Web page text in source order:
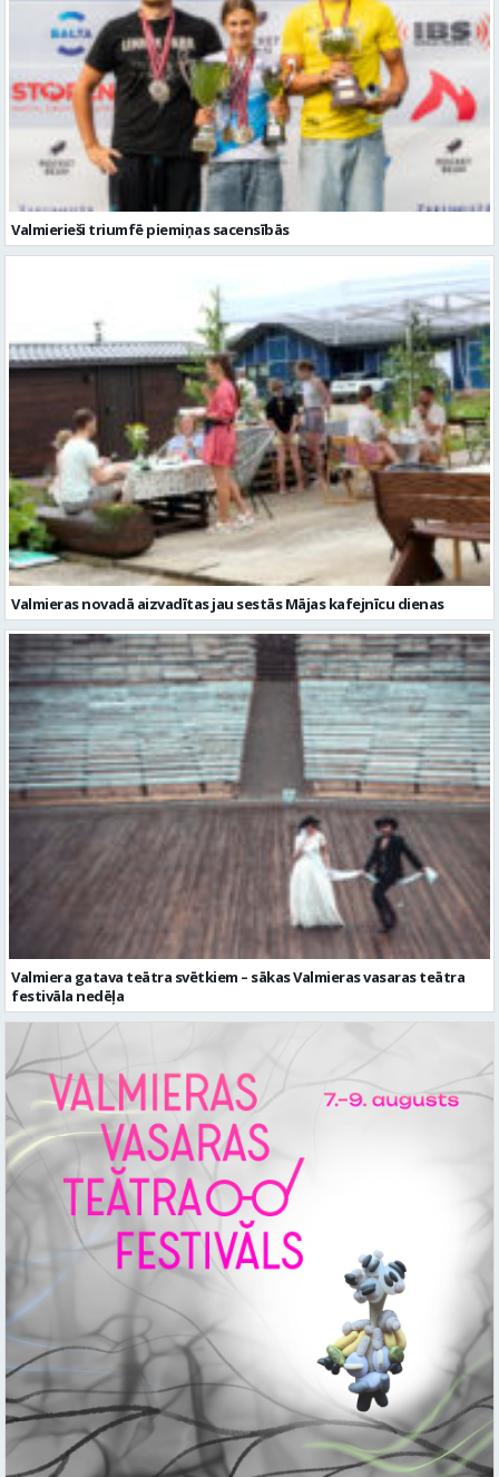
Valmierieši triumfē piemiņas sacensībās
Valmieras novadā aizvadītas jau sestās Mājas kafejnīcu dienas
Valmiera gatava teātra svētkiem – sākas Valmieras vasaras teātra
festivāla nedēļa